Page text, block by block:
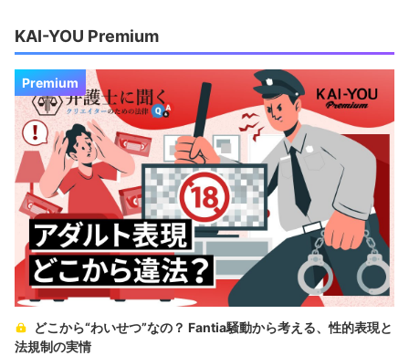
KAI-YOU Premium
Premium
どこから“わいせつ”なの？ Fantia騒動から考える、性的表現と
法規制の実情